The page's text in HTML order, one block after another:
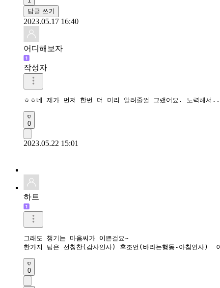
답글 쓰기
2023.05.17 16:40
어디해보자
작성자
ㅎㅎ네 제가 먼저 한번 더 미리 알려줄껄 그랬어요. 노력해서..
0
2023.05.22 15:01
하트
그래도 챙기는 마음씨가 이쁜걸요~
한가지 팁은 선칭찬(감사인사) 후조언(바라는행동-아침인사)
0